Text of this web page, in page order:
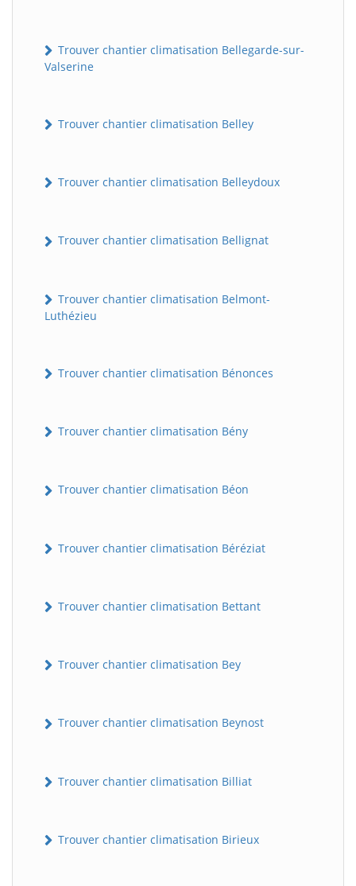
Trouver chantier climatisation Bellegarde-sur-
Valserine
Trouver chantier climatisation Belley
Trouver chantier climatisation Belleydoux
Trouver chantier climatisation Bellignat
Trouver chantier climatisation Belmont-
Luthézieu
Trouver chantier climatisation Bénonces
Trouver chantier climatisation Bény
Trouver chantier climatisation Béon
Trouver chantier climatisation Béréziat
Trouver chantier climatisation Bettant
Trouver chantier climatisation Bey
Trouver chantier climatisation Beynost
Trouver chantier climatisation Billiat
Trouver chantier climatisation Birieux